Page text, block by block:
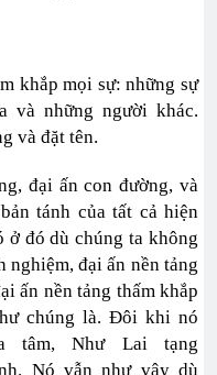
mọi sự: những sự
và những người khác.
và đặt tên.
đại ấn con đường, và
tánh của tất cả hiện
ở đó dù chúng ta không
nghiệm, đại ấn nền tảng
ấn nền tảng thấm khắp
chúng là. Đôi khi nó
tâm, Như Lai tạng
Nó vẫn như vậy dù